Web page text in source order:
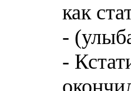
как
-
-